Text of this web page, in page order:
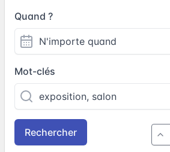
Quand ?
Mot-clés
Rechercher